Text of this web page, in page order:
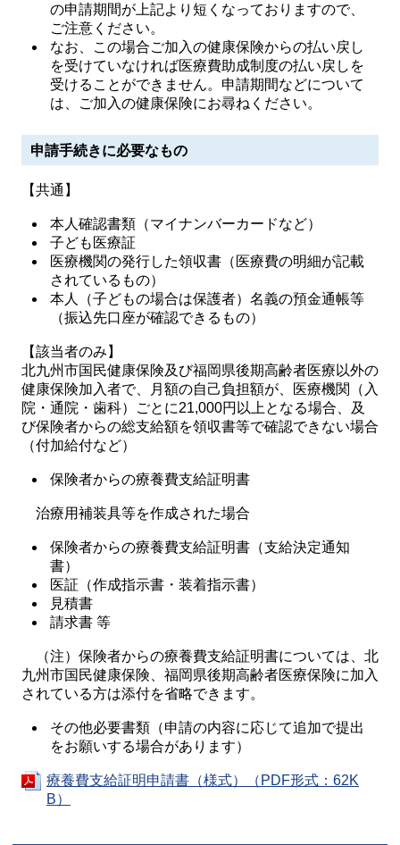
の申請期間が上記より短くなっておりますので、
ご注意ください。
なお、この場合ご加入の健康保険からの払い戻し
を受けていなければ医療費助成制度の払い戻しを
受けることができません。申請期間などについて
は、ご加入の健康保険にお尋ねください。
申請手続きに必要なもの
【共通】
本人確認書類（マイナンバーカードなど）
子ども医療証
医療機関の発行した領収書（医療費の明細が記載
されているもの）
本人（子どもの場合は保護者）名義の預金通帳等
（振込先口座が確認できるもの）
【該当者のみ】
北九州市国民健康保険及び福岡県後期高齢者医療以外の
健康保険加入者で、月額の自己負担額が、医療機関（入
院・通院・歯科）ごとに21,000円以上となる場合、及
び保険者からの総支給額を領収書等で確認できない場合
（付加給付など）
保険者からの療養費支給証明書
治療用補装具等を作成された場合
保険者からの療養費支給証明書（支給決定通知
書）
医証（作成指示書・装着指示書）
見積書
請求書 等
（注）保険者からの療養費支給証明書については、北
九州市国民健康保険、福岡県後期高齢者医療保険に加入
されている方は添付を省略できます。
その他必要書類（申請の内容に応じて追加で提出
をお願いする場合があります）
療養費支給証明申請書（様式）（PDF形式：62K
B）